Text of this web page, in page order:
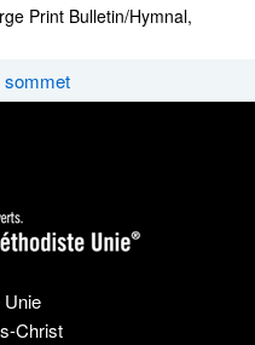
Print Bulletin/Hymnal,
Unie
Christ